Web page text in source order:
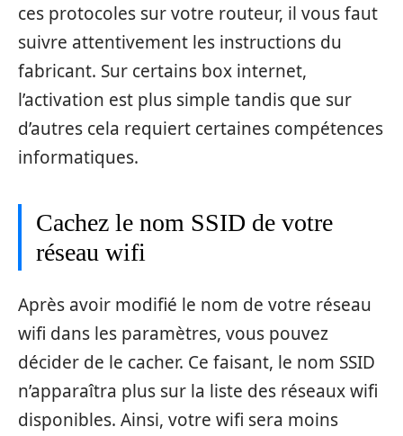
ces protocoles sur votre routeur, il vous faut
suivre attentivement les instructions du
fabricant. Sur certains box internet,
l’activation est plus simple tandis que sur
d’autres cela requiert certaines compétences
informatiques.
Cachez le nom SSID de votre
réseau wifi
Après avoir modifié le nom de votre réseau
wifi dans les paramètres, vous pouvez
décider de le cacher. Ce faisant, le nom SSID
n’apparaîtra plus sur la liste des réseaux wifi
disponibles. Ainsi, votre wifi sera moins